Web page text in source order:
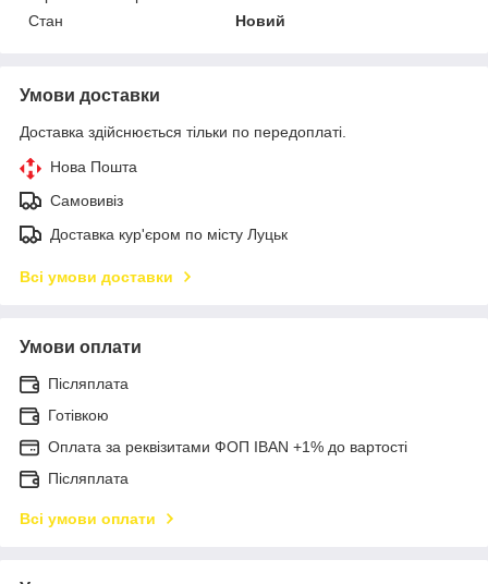
Стан
Новий
Умови доставки
Доставка здійснюється тільки по передоплаті.
Нова Пошта
Самовивіз
Доставка кур'єром по місту Луцьк
Всі умови доставки
Умови оплати
Післяплата
Готівкою
Оплата за реквізитами ФОП IBAN +1% до вартості
Післяплата
Всі умови оплати